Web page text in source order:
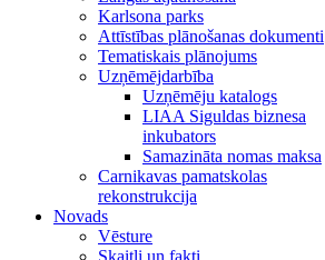
Karlsona parks
Attīstības plānošanas dokumenti
Tematiskais plānojums
Uzņēmējdarbība
Uzņēmēju katalogs
LIAA Siguldas biznesa
inkubators
Samazināta nomas maksa
Carnikavas pamatskolas
rekonstrukcija
Novads
Vēsture